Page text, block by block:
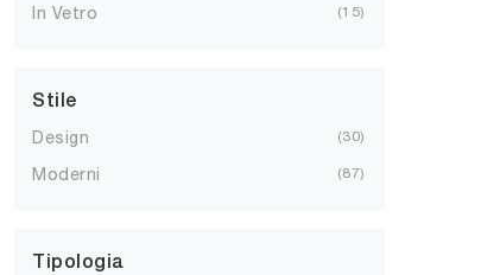
In Vetro 15
Stile
Design 30
Moderni 87
Tipologia